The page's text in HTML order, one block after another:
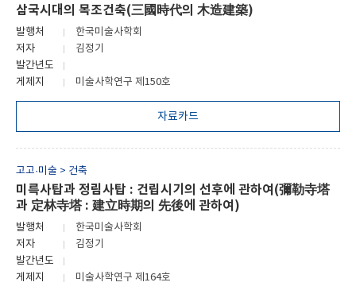
삼국시대의 목조건축(三國時代의 木造建築)
발행처
한국미술사학회
저자
김정기
발간년도
게제지
미술사학연구 제150호
자료카드
고고·미술 > 건축
미륵사탑과 정림사탑 : 건립시기의 선후에 관하여(彌勒寺塔
과 定林寺塔 : 建立時期의 先後에 관하여)
발행처
한국미술사학회
저자
김정기
발간년도
게제지
미술사학연구 제164호